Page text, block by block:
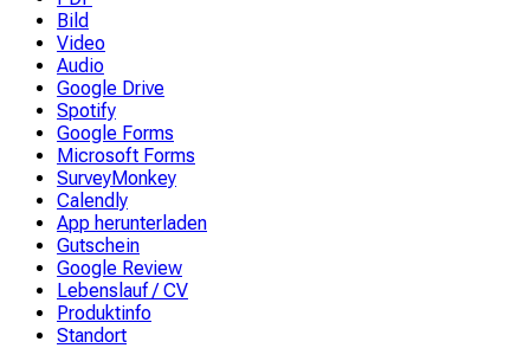
Bild
Video
Audio
Google Drive
Spotify
Google Forms
Microsoft Forms
SurveyMonkey
Calendly
App herunterladen
Gutschein
Google Review
Lebenslauf / CV
Produktinfo
Standort